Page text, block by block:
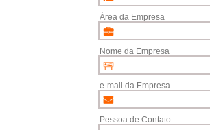
Área da Empresa
Nome da Empresa
e-mail da Empresa
Pessoa de Contato